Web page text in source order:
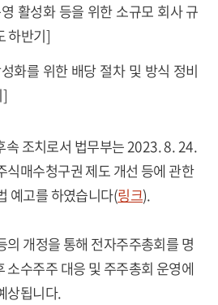
활성화 등을 위한 소규모 회사 규
하반기]
화를 위한 배당 절차 및 방식 정비
]
속 조치로서 법무부는 2023. 8. 24.
식매수청구권 제도 개선 등에 관한
예고를 하였습니다(링크).
의 개정을 통해 전자주주총회를 명
소수주주 대응 및 주주총회 운영에
상됩니다.